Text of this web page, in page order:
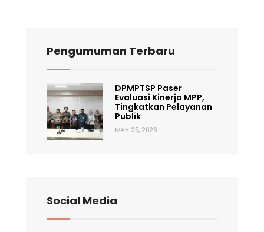
Pengumuman Terbaru
DPMPTSP Paser
Evaluasi Kinerja MPP,
Tingkatkan Pelayanan
Publik
MAY 25, 2026
Social Media